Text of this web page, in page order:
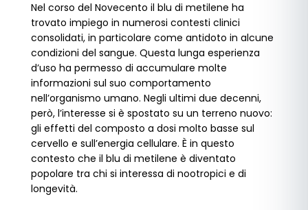
Nel corso del Novecento il blu di metilene ha
trovato impiego in numerosi contesti clinici
consolidati, in particolare come antidoto in alcune
condizioni del sangue. Questa lunga esperienza
d’uso ha permesso di accumulare molte
informazioni sul suo comportamento
nell’organismo umano. Negli ultimi due decenni,
però, l’interesse si è spostato su un terreno nuovo:
gli effetti del composto a dosi molto basse sul
cervello e sull’energia cellulare. È in questo
contesto che il blu di metilene è diventato
popolare tra chi si interessa di nootropici e di
longevità.